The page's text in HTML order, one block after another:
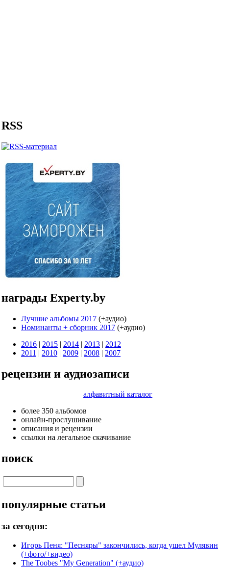
RSS
награды Experty.by
Лучшие альбомы 2017 (+аудио)
Номинанты + cборник 2017 (+аудио)
2016 | 2015 | 2014 | 2013 | 2012
2011 | 2010 | 2009 | 2008 | 2007
рецензии и аудиозаписи
алфавитный каталог
более 350 альбомов
онлайн-прослушивание
описания и рецензии
ссылки на легальное скачивание
поиск
популярные статьи
за сегодня:
Игорь Пеня: "Песняры" закончились, когда ушел Мулявин
(+фото/+видео)
The Toobes "My Generation" (+аудио)